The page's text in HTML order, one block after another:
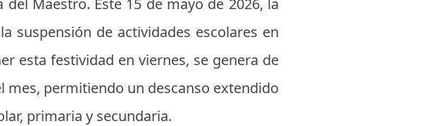
suspensión de actividades escolares en
esta festividad en viernes, se genera de
permitiendo un descanso extendido
primaria y secundaria.